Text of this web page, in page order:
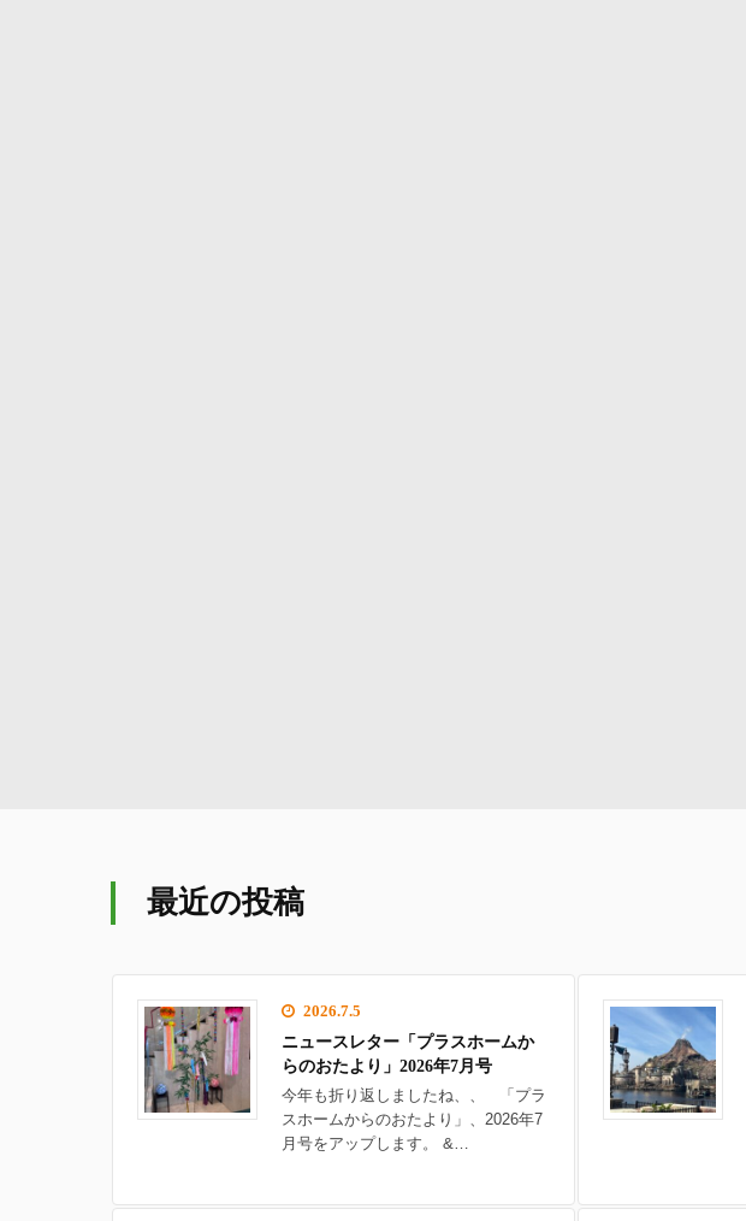
最近の投稿
2026.7.5
ニュースレター「プラスホームか
らのおたより」2026年7月号
今年も折り返しましたね、、 「プラ
スホームからのおたより」、2026年7
月号をアップします。 &…